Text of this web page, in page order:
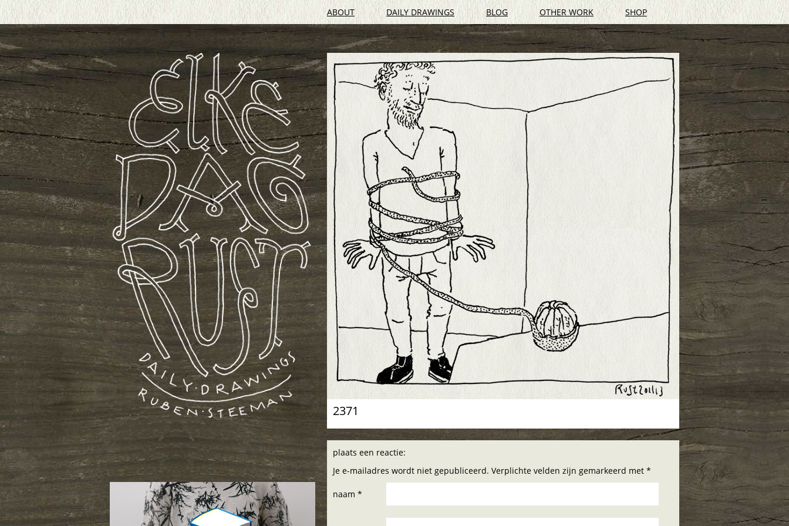
ABOUT DAILY DRAWINGS BLOG OTHER WORK SHOP
2371
plaats een reactie:
Je e-mailadres wordt niet gepubliceerd. Verplichte velden zijn gemarkeerd met *
naam *